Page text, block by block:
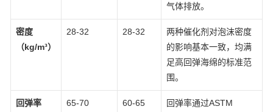
气体排放。
密度
（kg/m³）
28-32 28-32
两种催化剂对泡沫密度
的影响基本一致，均满
足高回弹海绵的标准范
围。
回弹率
65-70 60-65
回弹率通过ASTM